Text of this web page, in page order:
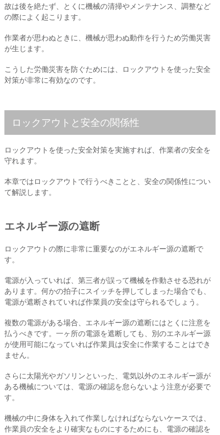
故は後を絶たず、とくに機械の清掃やメンテナンス、調整など
の際によく起こります。
作業者が思わぬときに、機械が思わぬ動作を行うため労働災害
が生じます。
こうした労働災害を防ぐためには、ロックアウトを使った安全
対策が非常に有効なのです。
ロックアウトと安全の関係性
ロックアウトを使った安全対策を実施すれば、作業者の安全を
守れます。
本章ではロックアウトで行うべきことと、安全の関係性につい
て解説します。
エネルギー源の遮断
ロックアウトの際に非常に重要なのがエネルギー源の遮断で
す。
電源が入っていれば、第三者が誤って機械を作動させる恐れが
あります。何かの拍子にスイッチを押してしまった場合でも、
電源が遮断されていれば作業員の安全は守られるでしょう。
複数の電源がある場合、エネルギー源の遮断にはとくに注意を
払うべきです。一ヶ所の電源を遮断しても、別のエネルギー源
が使用可能になっていれば作業員は安全に作業することはでき
ません。
さらに太陽光やガソリンといった、電気以外のエネルギー源が
ある機械については、電源の確認を怠らないよう注意が必要で
す。
機械の中に身体を入れて作業しなければならないケースでは、
作業員の安全をより確実なものにするためにも、電源の確認を